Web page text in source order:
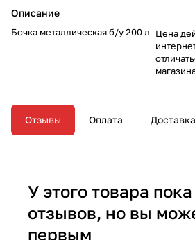
Описание
Бочка металлическая б/у 200 л
Цена
Отзывы Оплата Доставка
У этого товара
отзывов, но вы
первым